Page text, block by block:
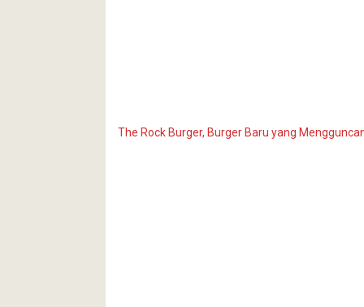
The Rock Burger, Burger Baru yang